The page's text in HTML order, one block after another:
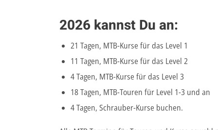
2026 kannst Du an:
21 Tagen, MTB-Kurse für das Level 1
11 Tagen, MTB-Kurse für das Level 2
4 Tagen, MTB-Kurse für das Level 3
18 Tagen, MTB-Touren für Level 1-3 und an
4 Tagen, Schrauber-Kurse buchen.